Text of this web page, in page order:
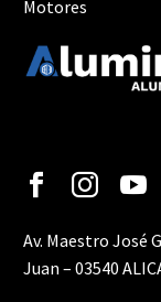
Motores
Av. Maestro José
Juan – 03540